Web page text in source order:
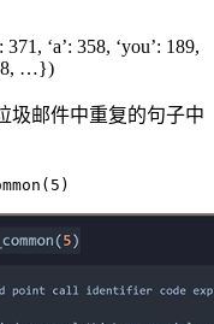
‘a’: 358, ‘you’: 189,
…})
圾邮件中重复的句子中